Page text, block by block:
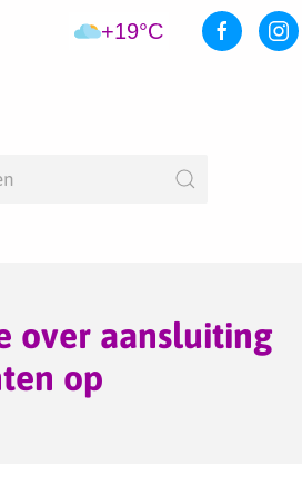
+19°C
over aansluiting
op